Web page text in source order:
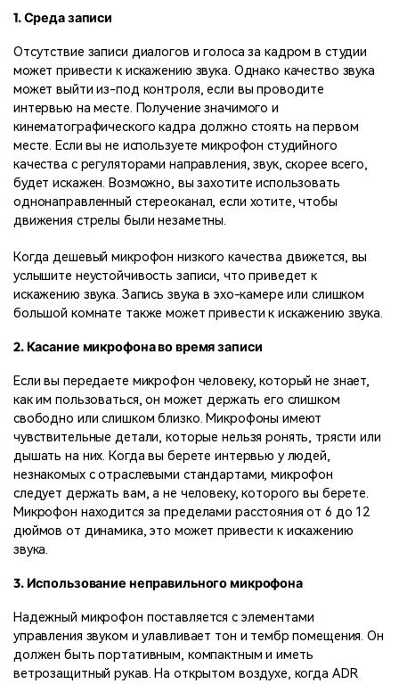
1. Среда записи
Отсутствие записи диалогов и голоса за кадром в студии
может привести к искажению звука. Однако качество звука
может выйти из-под контроля, если вы проводите
интервью на месте. Получение значимого и
кинематографического кадра должно стоять на первом
месте. Если вы не используете микрофон студийного
качества с регуляторами направления, звук, скорее всего,
будет искажен. Возможно, вы захотите использовать
однонаправленный стереоканал, если хотите, чтобы
движения стрелы были незаметны.
Когда дешевый микрофон низкого качества движется, вы
услышите неустойчивость записи, что приведет к
искажению звука. Запись звука в эхо-камере или слишком
большой комнате также может привести к искажению звука.
2. Касание микрофона во время записи
Если вы передаете микрофон человеку, который не знает,
как им пользоваться, он может держать его слишком
свободно или слишком близко. Микрофоны имеют
чувствительные детали, которые нельзя ронять, трясти или
дышать на них. Когда вы берете интервью у людей,
незнакомых с отраслевыми стандартами, микрофон
следует держать вам, а не человеку, которого вы берете.
Микрофон находится за пределами расстояния от 6 до 12
дюймов от динамика, это может привести к искажению
звука.
3. Использование неправильного микрофона
Надежный микрофон поставляется с элементами
управления звуком и улавливает тон и тембр помещения. Он
должен быть портативным, компактным и иметь
ветрозащитный рукав. На открытом воздухе, когда ADR